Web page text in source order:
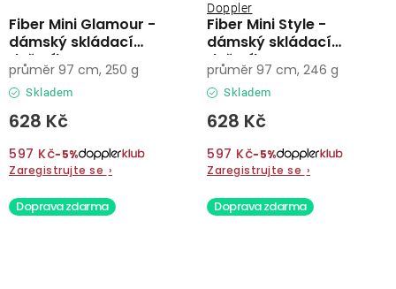
Fiber Mini Glamour -
dámský skládací
deštník
Skladem
628 Kč
597 Kč−5%
Zaregistrujte se ›
průměr 97 cm, 250 g
Fiber Mini Style -
dámský skládací
deštník
Doppler
Skladem
628 Kč
597 Kč−5%
Zaregistrujte se ›
průměr 97 cm, 246 g
Doprava zdarma Doprava zdarma